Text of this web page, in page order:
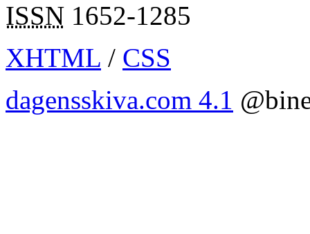
ISSN 1652-1285
XHTML / CSS
dagensskiva.com 4.1